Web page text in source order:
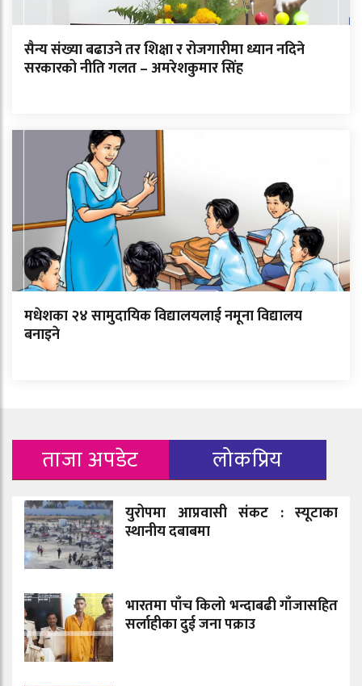
सैन्य संख्या बढाउने तर शिक्षा र रोजगारीमा ध्यान नदिने
सरकारको नीति गलत – अमरेशकुमार सिंह
मधेशका २४ सामुदायिक विद्यालयलाई नमूना विद्यालय
बनाइने
ताजा अपडेट लोकप्रिय
युरोपमा आप्रवासी संकट : स्यूटाका
स्थानीय दबाबमा
भारतमा पाँच किलो भन्दाबढी गाँजासहित
सर्लाहीका दुई जना पक्राउ